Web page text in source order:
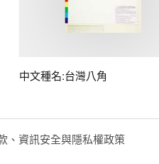
中文種名:台灣八角
、資訊安全與隱私權政策